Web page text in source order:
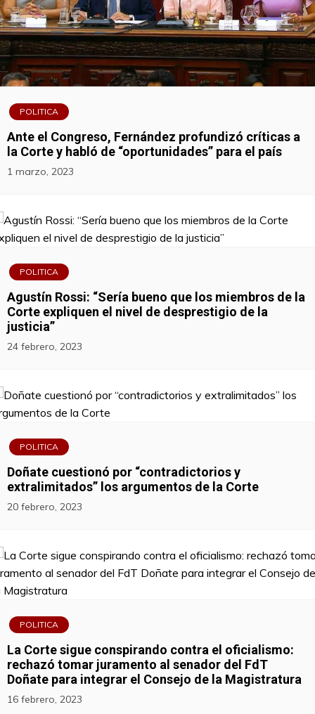
POLITICA
Ante el Congreso, Fernández profundizó críticas a
la Corte y habló de “oportunidades” para el país
1 marzo, 2023
POLITICA
Agustín Rossi: “Sería bueno que los miembros de la
Corte expliquen el nivel de desprestigio de la
justicia”
24 febrero, 2023
POLITICA
Doñate cuestionó por “contradictorios y
extralimitados” los argumentos de la Corte
20 febrero, 2023
POLITICA
La Corte sigue conspirando contra el oficialismo:
rechazó tomar juramento al senador del FdT
Doñate para integrar el Consejo de la Magistratura
16 febrero, 2023